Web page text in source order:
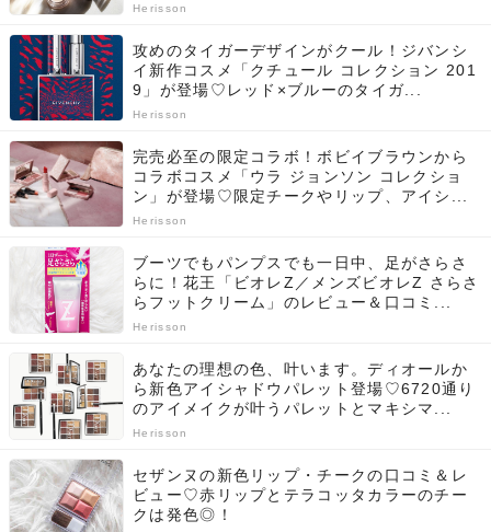
Herisson
攻めのタイガーデザインがクール！ジバンシ
イ新作コスメ「クチュール コレクション 201
9」が登場♡レッド×ブルーのタイガ...
Herisson
完売必至の限定コラボ！ボビイブラウンから
コラボコスメ「ウラ ジョンソン コレクショ
ン」が登場♡限定チークやリップ、アイシ...
Herisson
ブーツでもパンプスでも一日中、足がさらさ
らに！花王「ビオレZ／メンズビオレZ さらさ
らフットクリーム」のレビュー＆口コミ...
Herisson
あなたの理想の色、叶います。ディオールか
ら新色アイシャドウパレット登場♡6720通り
のアイメイクが叶うパレットとマキシマ...
Herisson
セザンヌの新色リップ・チークの口コミ＆レ
ビュー♡赤リップとテラコッタカラーのチー
クは発色◎！